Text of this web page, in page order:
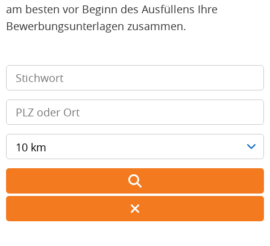
am besten vor Beginn des Ausfüllens Ihre
Bewerbungsunterlagen zusammen.
10 km